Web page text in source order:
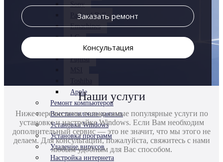
Sony
Packard Bell
Emachines
LG
Xiaomi
Fujitsu
Apple
Ремонт компьютеров
Восстановление данных
Установка Windows
Установка программ
Удаление вирусов
Настройка интернета
Заказать ремонт
Консультация
Наши услуги
Ниже перечислены только самые популярные услуги по
установке и настройке Windows. Если Вам необходим
дополнительный сервис — это не значит, что мы этого не
делаем. Для консультации, пожалуйста, свяжитесь с нами
любым удобным для Вас способом.